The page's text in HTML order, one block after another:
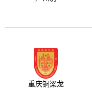
重庆铜梁龙